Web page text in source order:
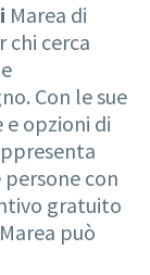
Marea di
chi cerca
Con le sue
opzioni di
con
gratuito
può